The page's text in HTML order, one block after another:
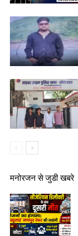
मनोरजन से जुडी खबरे
कोटा